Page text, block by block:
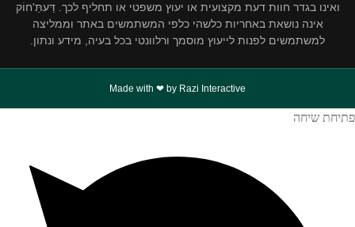
ואינו בגדר חוות דעת מקצועית או יעוץ משפטי או תחליף לכך. דַּעתַּ'חוֹק
אינה נושאת באחריות כלשהי כלפי המשתמשים באתר וממליצה
למשתמשים לפנות לייעוץ מוסמך ורלוונטי בכל בעיה, מידע ונתון.
Made with ❤ by Razi Interactive
פתיחת שיחה